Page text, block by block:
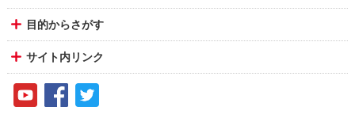
目的からさがす
サイト内リンク